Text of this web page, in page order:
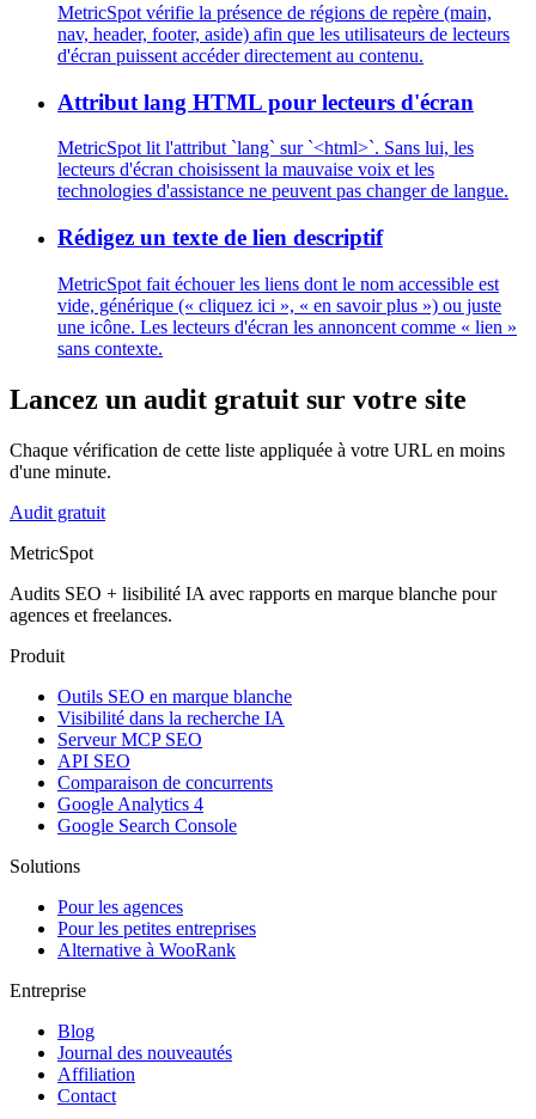
MetricSpot vérifie la présence de régions de repère (main,
nav, header, footer, aside) afin que les utilisateurs de lecteurs
d'écran puissent accéder directement au contenu.
Attribut lang HTML pour lecteurs d'écran
MetricSpot lit l'attribut `lang` sur `<html>`. Sans lui, les
lecteurs d'écran choisissent la mauvaise voix et les
technologies d'assistance ne peuvent pas changer de langue.
Rédigez un texte de lien descriptif
MetricSpot fait échouer les liens dont le nom accessible est
vide, générique (« cliquez ici », « en savoir plus ») ou juste
une icône. Les lecteurs d'écran les annoncent comme « lien »
sans contexte.
Lancez un audit gratuit sur votre site
Chaque vérification de cette liste appliquée à votre URL en moins
d'une minute.
Audit gratuit
MetricSpot
Audits SEO + lisibilité IA avec rapports en marque blanche pour
agences et freelances.
Produit
Outils SEO en marque blanche
Visibilité dans la recherche IA
Serveur MCP SEO
API SEO
Comparaison de concurrents
Google Analytics 4
Google Search Console
Solutions
Pour les agences
Pour les petites entreprises
Alternative à WooRank
Entreprise
Blog
Journal des nouveautés
Affiliation
Contact